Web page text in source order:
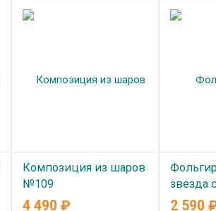
Композиция из шаров
№109
4 490₽
звезда
№99
2 590